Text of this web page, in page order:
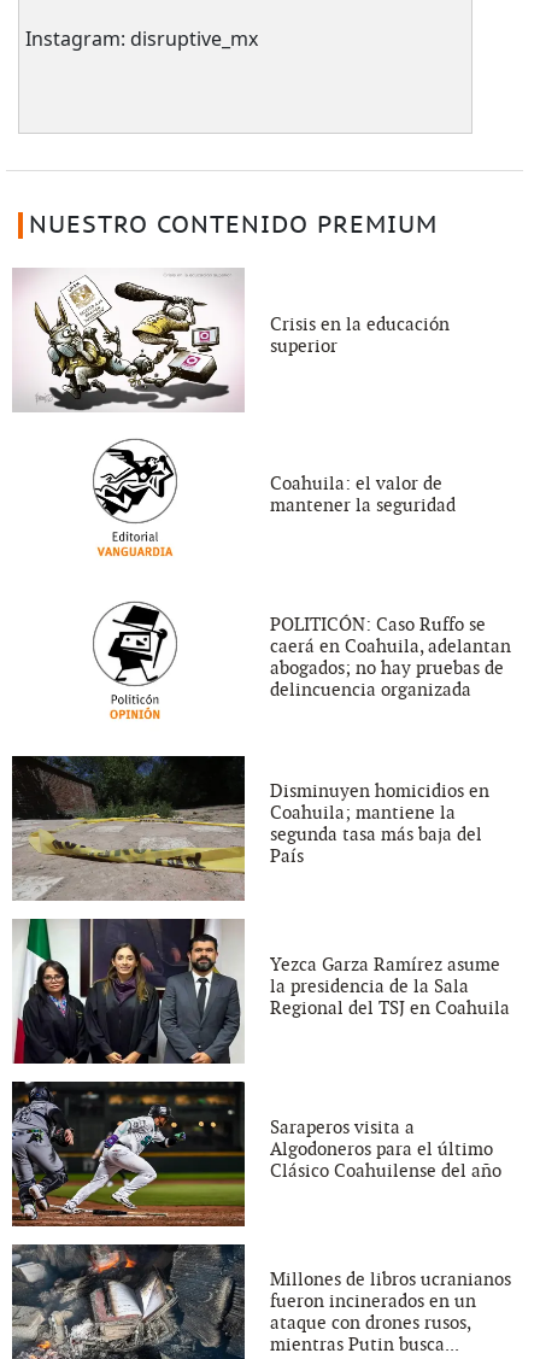
Instagram: disruptive_mx
NUESTRO CONTENIDO PREMIUM
Crisis en la educación
superior
Coahuila: el valor de
mantener la seguridad
POLITICÓN: Caso Ruffo se
caerá en Coahuila, adelantan
abogados; no hay pruebas de
delincuencia organizada
Disminuyen homicidios en
Coahuila; mantiene la
segunda tasa más baja del
País
Yezca Garza Ramírez asume
la presidencia de la Sala
Regional del TSJ en Coahuila
Saraperos visita a
Algodoneros para el último
Clásico Coahuilense del año
Millones de libros ucranianos
fueron incinerados en un
ataque con drones rusos,
mientras Putin busca...